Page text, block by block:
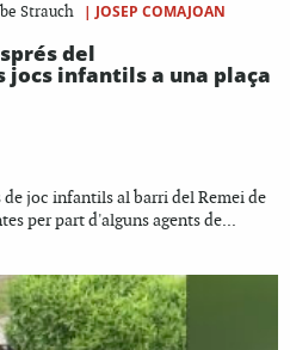
Strauch
| JOSEP COMAJOAN
del
infantils a una plaça
joc infantils al barri del Remei de
per part d'alguns agents de...